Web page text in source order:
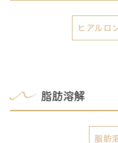
ヒアルロ
脂肪溶解
脂肪